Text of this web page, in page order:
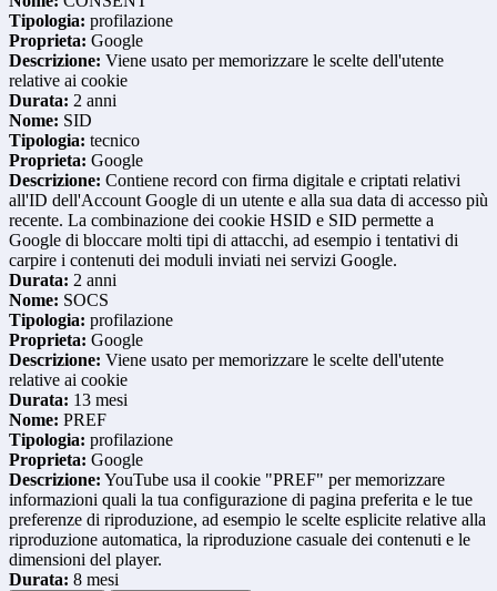
Tipologia: profilazione
Proprieta: Google
Descrizione: Viene usato per memorizzare le scelte dell'utente
relative ai cookie
Durata: 2 anni
Nome: SID
Tipologia: tecnico
Proprieta: Google
Descrizione: Contiene record con firma digitale e criptati relativi
all'ID dell'Account Google di un utente e alla sua data di accesso più
recente. La combinazione dei cookie HSID e SID permette a
Google di bloccare molti tipi di attacchi, ad esempio i tentativi di
carpire i contenuti dei moduli inviati nei servizi Google.
Durata: 2 anni
Nome: SOCS
Tipologia: profilazione
Proprieta: Google
Descrizione: Viene usato per memorizzare le scelte dell'utente
relative ai cookie
Durata: 13 mesi
Nome: PREF
Tipologia: profilazione
Proprieta: Google
Descrizione: YouTube usa il cookie "PREF" per memorizzare
informazioni quali la tua configurazione di pagina preferita e le tue
preferenze di riproduzione, ad esempio le scelte esplicite relative alla
riproduzione automatica, la riproduzione casuale dei contenuti e le
dimensioni del player.
Durata: 8 mesi